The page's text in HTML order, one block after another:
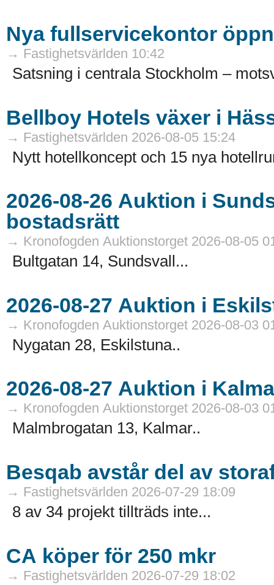
Nya fullservicekontor
→ Fastighetsvärlden 10:42
Satsning i centrala Stockholm –
Bellboy Hotels växer i
→ Fastighetsvärlden 2026-08-05 15:24
Nytt hotellkoncept och 15 nya
2026-08-26 Auktion i Sundsvall - Fastigheter och
bostadsrätt
→ Kronofogden Auktionstorget 2026-08-05
Bultgatan 14, Sundsvall...
→ Kronofogden Auktionstorget 2026-08-03
Nygatan 28, Eskilstuna..
→ Kronofogden Auktionstorget 2026-08-03
Malmbrogatan 13, Kalmar..
Besqab avstår del av
→ Fastighetsvärlden 2026-07-29 18:09
8 av 34 projekt tillträds inte...
CA köper för 250 mkr
→ Fastighetsvärlden 2026-07-29 18:02